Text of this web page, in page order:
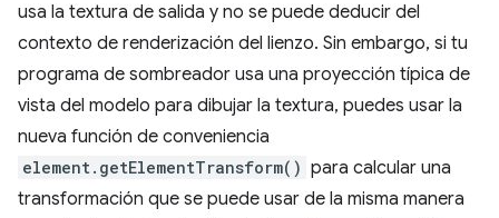
usa la textura de salida y no se puede deducir del
contexto de renderización del lienzo. Sin embargo, si tu
programa de sombreador usa una proyección típica de
vista del modelo para dibujar la textura, puedes usar la
nueva función de conveniencia
element.getElementTransform() para calcular una
transformación que se puede usar de la misma manera